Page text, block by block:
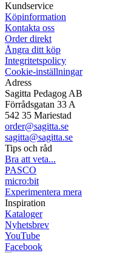
Kundservice
Köpinformation
Kontakta oss
Order direkt
Ångra ditt köp
Integritetspolicy
Cookie-inställningar
Adress
Sagitta Pedagog AB
Förrådsgatan 33 A
542 35 Mariestad
order@sagitta.se
sagitta@sagitta.se
Tips och råd
Bra att veta...
PASCO
micro:bit
Experimentera mera
Inspiration
Kataloger
Nyhetsbrev
YouTube
Facebook